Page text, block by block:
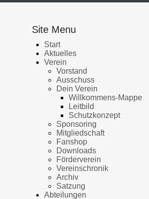
Site Menu
Start
Aktuelles
Verein
Vorstand
Ausschuss
Dein Verein
Willkommens-Mappe
Leitbild
Schutzkonzept
Sponsoring
Mitgliedschaft
Fanshop
Downloads
Förderverein
Vereinschronik
Archiv
Satzung
Abteilungen